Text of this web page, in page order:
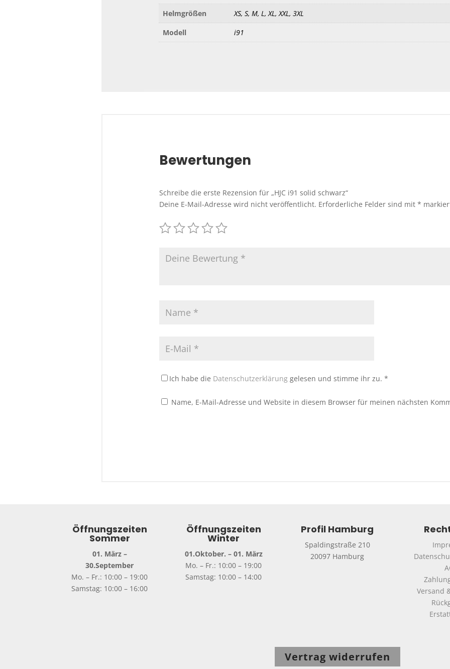
Helmgrößen
XS, S, M, L, XL, XXL, 3XL
Modell
i91
Bewertungen
Schreibe die erste Rezension für „HJC i91 solid schwarz“
Deine E-Mail-Adresse wird nicht veröffentlicht. Erforderliche Felder sind mit*
Ich habe die Datenschutzerklärung gelesen und stimme ihr zu. *
Name, E-Mail-Adresse und Website in diesem Browser für meinen nächsten
Öffnungszeiten
Sommer
01. März –
30.September
Mo. – Fr.: 10:00 – 19:00
Samstag: 10:00 – 16:00
Öffnungszeiten
Winter
01.Oktober. – 01. März
Mo. – Fr.: 10:00 – 19:00
Samstag: 10:00 – 14:00
Profil Hamburg
Spaldingstraße 210
20097 Hamburg
Versand
Vertrag widerrufen